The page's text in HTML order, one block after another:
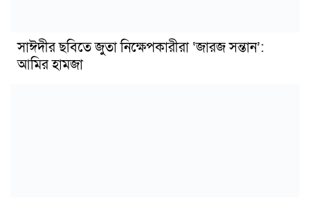
সাঈদীর ছবিতে জুতা নিক্ষেপকারীরা ‘জারজ সন্তান’:
আমির হামজা